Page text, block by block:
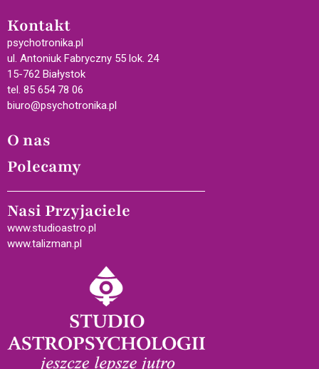
Kontakt
psychotronika.pl
ul. Antoniuk Fabryczny 55 lok. 24
15-762 Białystok
tel. 85 654 78 06
biuro@psychotronika.pl
O nas
Polecamy
Nasi Przyjaciele
www.studioastro.pl
www.talizman.pl